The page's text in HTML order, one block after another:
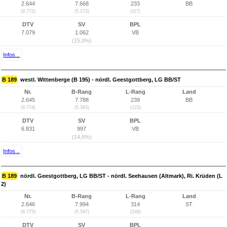
2.644
(9.772)
7.668
(5.273)
233
(117)
BB
DTV
7.079
SV
1.062
(15,0%)
BPL
VB
Infos...
B 189 westl. Wittenberge (B 195) - nördl. Geestgottberg, LG BB/ST
Nr.
2.645
(9.774)
B-Rang
7.788
(5.393)
L-Rang
239
(123)
Land
BB
DTV
6.831
SV
997
(14,6%)
BPL
VB
Infos...
B 189 nördl. Geestgottberg, LG BB/ST - nördl. Seehausen (Altmark), Ri. Krüden (L
2)
Nr.
2.646
(9.775)
B-Rang
7.994
(5.597)
L-Rang
314
(249)
Land
ST
DTV
SV
BPL